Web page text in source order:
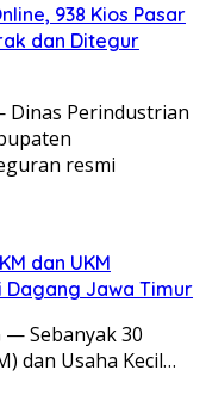
938 Kios Pasar
dan Ditegur
Dinas Perindustrian
resmi
dan UKM
Dagang Jawa Timur
— Sebanyak 30
dan Usaha Kecil…